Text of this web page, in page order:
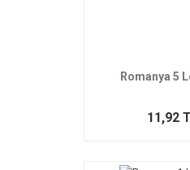
Romanya 5
11,92